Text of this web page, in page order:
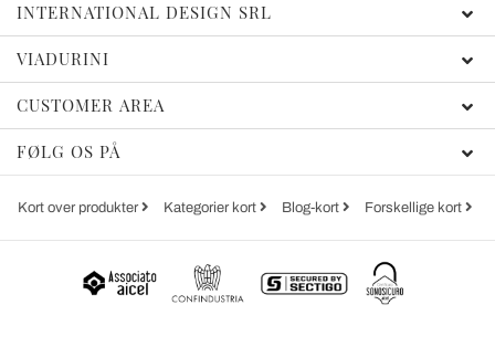
INTERNATIONAL DESIGN SRL
VIADURINI
CUSTOMER AREA
FØLG OS PÅ
Kort over produkter Kategorier kort Blog-kort Forskellige kort